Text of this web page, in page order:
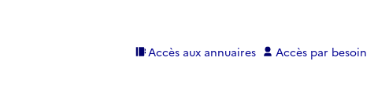
Accès aux annuaires Accès par besoin